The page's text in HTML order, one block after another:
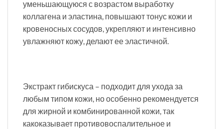
уменьшающуюся с возрастом выработку
коллагена и эластина, повышают тонус кожи и
кровеносных сосудов, укрепляют и интенсивно
увлажняют кожу, делают ее эластичной.
Экстракт гибискуса – подходит для ухода за
любым типом кожи, но особенно рекомендуется
для жирной и комбинированной кожи, так
какоказывает противовоспалительное и